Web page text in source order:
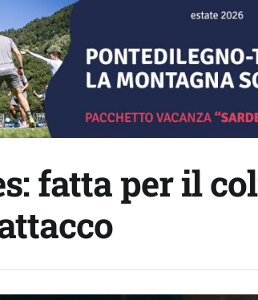
fatta per il